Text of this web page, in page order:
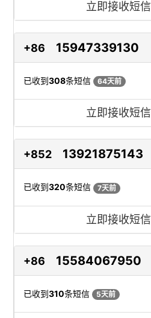
立即接收短信
+86 15947339130
已收到308条短信 64天前
立即接收短信
+852 13921875143
已收到320条短信 7天前
立即接收短信
+86 15584067950
已收到310条短信 5天前